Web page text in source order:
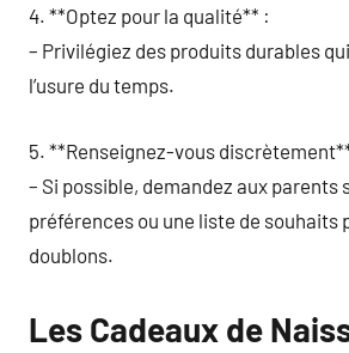
4. **Optez pour la qualité** :
– Privilégiez des produits durables
l’usure du temps.
5. **Renseignez-vous
– Si possible, demandez aux parents
préférences ou une liste de souhaits
doublons.
Les Cadeaux de